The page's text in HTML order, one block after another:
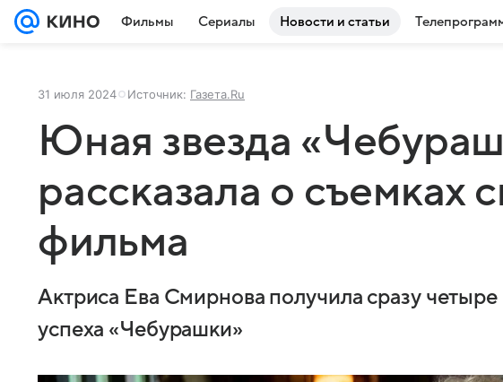
Фильмы Сериалы Новости и статьи
31 июля 2024 Источник: Газета.Ru
Юная звезда
рассказала о съемках
фильма
Актриса Ева Смирнова получила сразу
успеха «Чебурашки»